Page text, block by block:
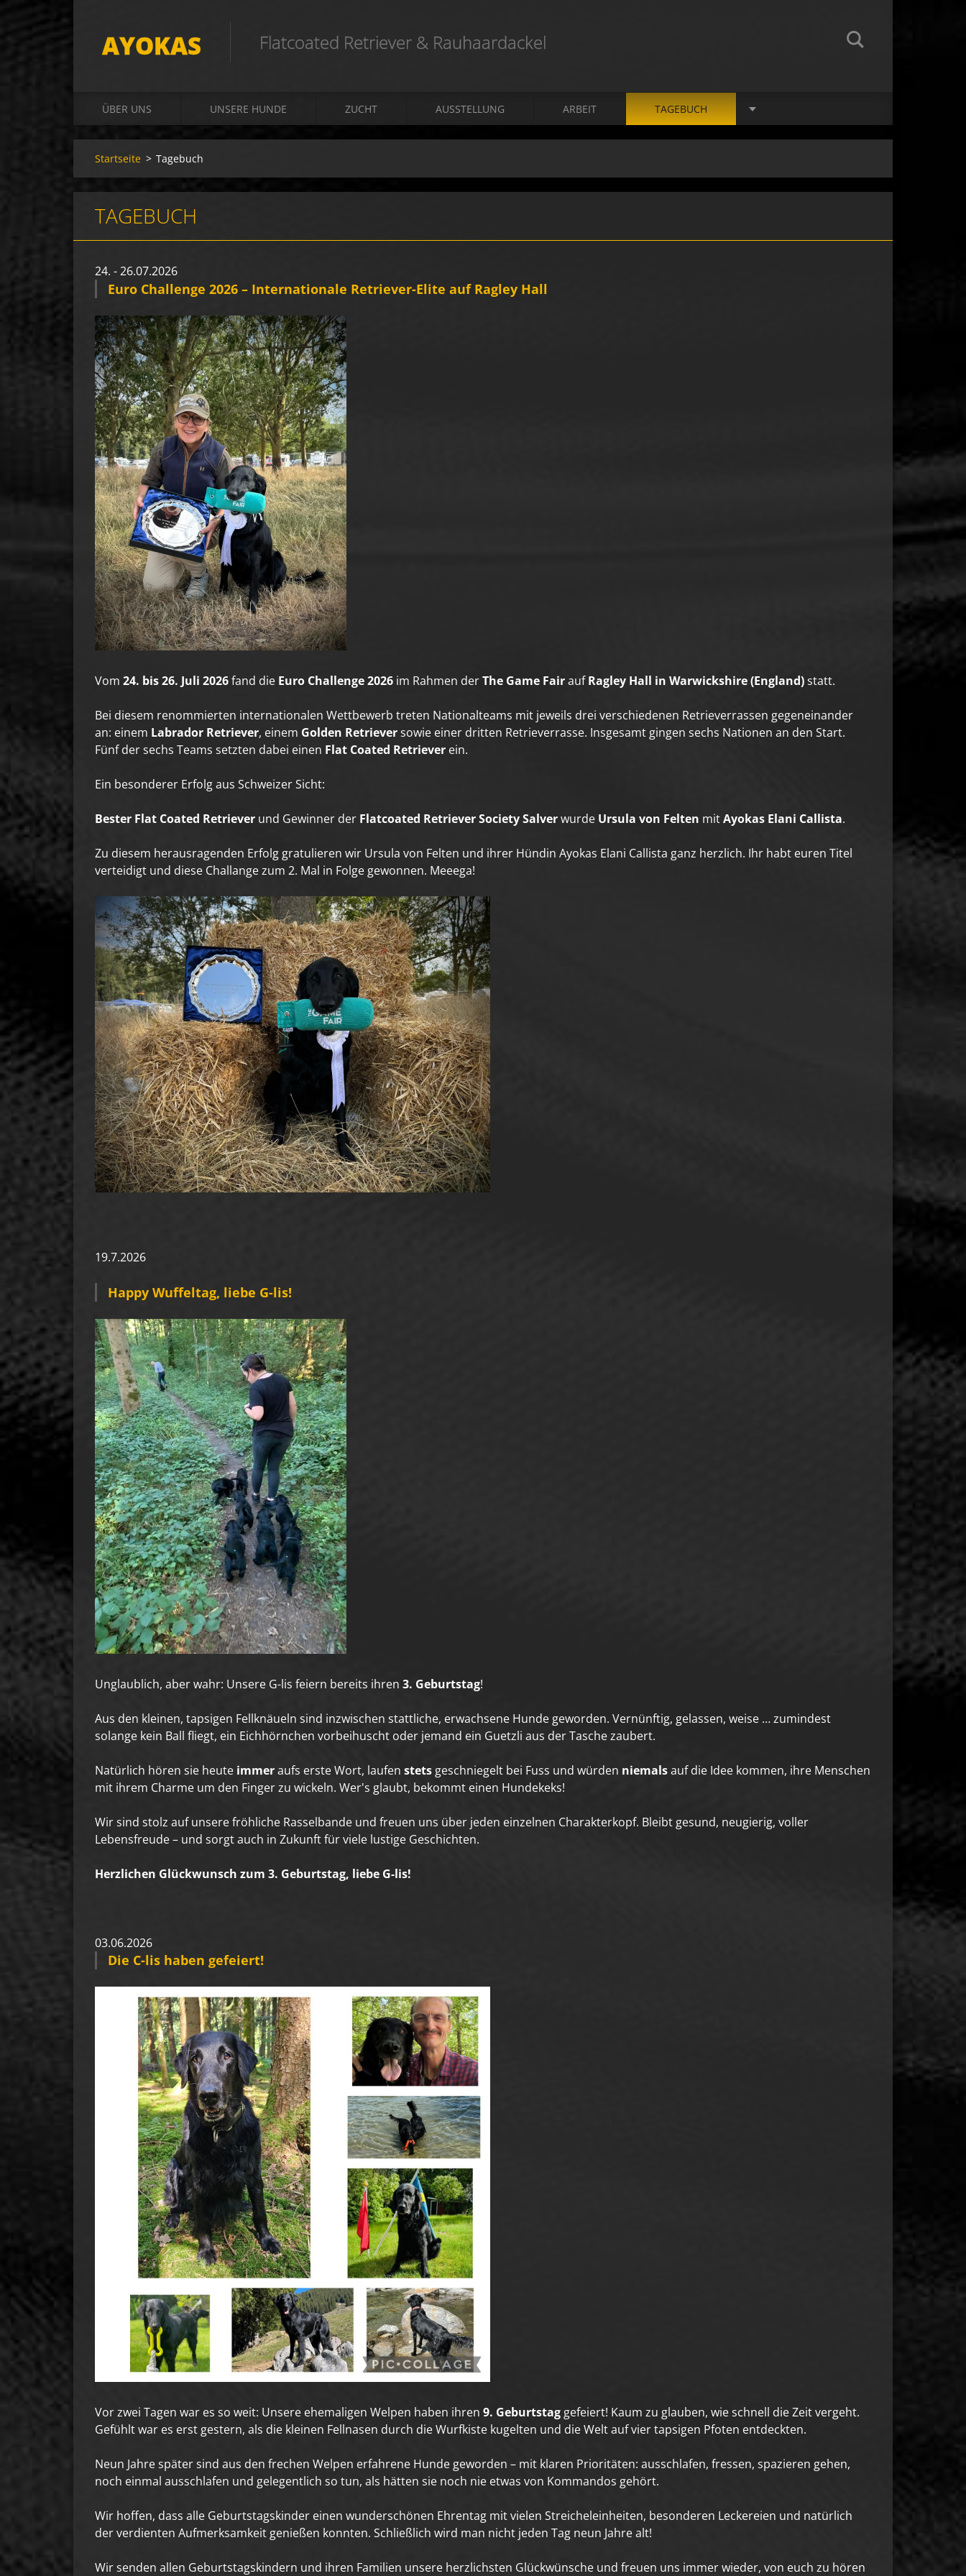
AYOKAS Flatcoated Retriever & Rauhaardackel
ÜBER UNS UNSERE HUNDE ZUCHT AUSSTELLUNG ARBEIT TAGEBUCH
Startseite > Tagebuch
TAGEBUCH
24. - 26.07.2026
Euro Challenge 2026 – Internationale Retriever-Elite auf Ragley Hall
Vom 24. bis 26. Juli 2026fand die Euro Challenge 2026 im Rahmen derThe Game FairaufRagley Hall in Warwickshire (England)statt.
Bei diesem renommierten internationalen Wettbewerb treten Nationalteams mit jeweils drei verschiedenen Retrieverrassen gegeneinander
an: einem Labrador Retriever, einem Golden Retrieversowie einer dritten Retrieverrasse. Insgesamt gingen sechs Nationen an den Start.
Fünf der sechs Teams setzten dabei einen Flat Coated Retriever ein.
Ein besonderer Erfolg aus Schweizer Sicht:
Bester Flat Coated Retriever und Gewinner der Flatcoated Retriever Society Salverwurde Ursula von Felten mitAyokas Elani Callista.
Zu diesem herausragenden Erfolg gratulieren wir Ursula von Felten und ihrer Hündin Ayokas Elani Callista ganz herzlich. Ihr habt euren Titel
verteidigt und diese Challange zum 2. Mal in Folge gewonnen. Meeega!
19.7.2026
Happy Wuffeltag, liebe G-lis!
Unglaublich, aber wahr: Unsere G-lis feiern bereits ihren 3. Geburtstag!
Aus den kleinen, tapsigen Fellknäueln sind inzwischen stattliche, erwachsene Hunde geworden. Vernünftig, gelassen, weise … zumindest
solange kein Ball fliegt, ein Eichhörnchen vorbeihuscht oder jemand ein Guetzli aus der Tasche zaubert.
Natürlich hören sie heute immeraufs erste Wort, laufen stets geschniegelt bei Fuss und würden niemalsauf die Idee kommen, ihre Menschen
mit ihrem Charme um den Finger zu wickeln. Wer's glaubt, bekommt einen Hundekeks!
Wir sind stolz auf unsere fröhliche Rasselbande und freuen uns über jeden einzelnen Charakterkopf. Bleibt gesund, neugierig, voller
Lebensfreude – und sorgt auch in Zukunft für viele lustige Geschichten.
Herzlichen Glückwunsch zum 3. Geburtstag, liebe G-lis!
03.06.2026
Die C-lis haben gefeiert!
Vor zwei Tagen war es so weit: Unsere ehemaligen Welpen haben ihren 9. Geburtstag gefeiert! Kaum zu glauben, wie schnell die Zeit vergeht.
Gefühlt war es erst gestern, als die kleinen Fellnasen durch die Wurfkiste kugelten und die Welt auf vier tapsigen Pfoten entdeckten.
Neun Jahre später sind aus den frechen Welpen erfahrene Hunde geworden – mit klaren Prioritäten: ausschlafen, fressen, spazieren gehen,
noch einmal ausschlafen und gelegentlich so tun, als hätten sie noch nie etwas von Kommandos gehört.
Wir hoffen, dass alle Geburtstagskinder einen wunderschönen Ehrentag mit vielen Streicheleinheiten, besonderen Leckereien und natürlich
der verdienten Aufmerksamkeit genießen konnten. Schließlich wird man nicht jeden Tag neun Jahre alt!
Wir senden allen Geburtstagskindern und ihren Familien unsere herzlichsten Glückwünsche und freuen uns immer wieder, von euch zu hören